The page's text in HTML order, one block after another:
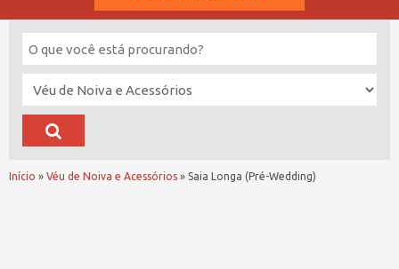
Início » Véu de Noiva e Acessórios » Saia Longa (Pré-Wedding)